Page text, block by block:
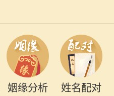
姻缘分析 姓名配对